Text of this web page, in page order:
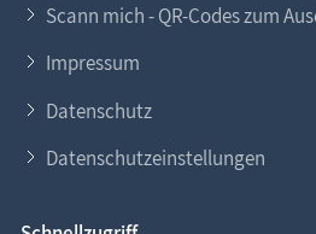
Scann mich - QR-Codes zum
Impressum
Datenschutz
Datenschutzeinstellungen